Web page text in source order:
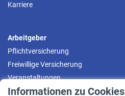
Informationen zu Cookies
Karriere
Arbeitgeber
Pflichtversicherung
Freiwillige Versicherung
Veranstaltungen